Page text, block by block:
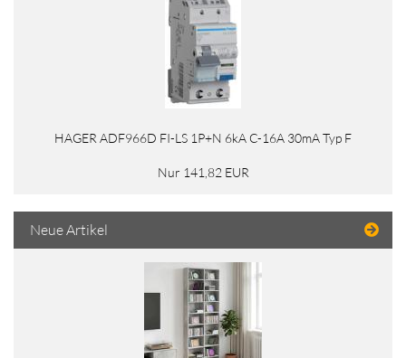
HAGER ADF966D FI-LS 1P+N 6kA C-16A 30mA Typ F
Nur 141,82 EUR
Neue Artikel